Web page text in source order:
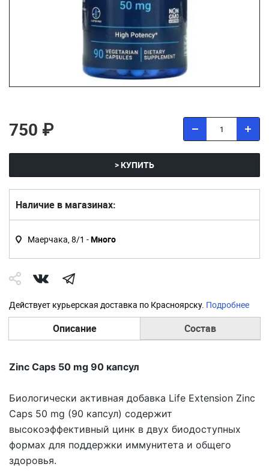
750 ₽
> КУПИТЬ
Наличие в магазинах:
Маерчака, 8/1 -Много
Действует курьерская доставка по Красноярску. Подробнее
Описание Состав
Zinc Caps 50 mg 90 капсул
Биологически активная добавка Life Extension Zinc
Caps 50 mg (90 капсул) содержит
высокоэффективный цинк в двух биодоступных
формах для поддержки иммунитета и общего
здоровья.